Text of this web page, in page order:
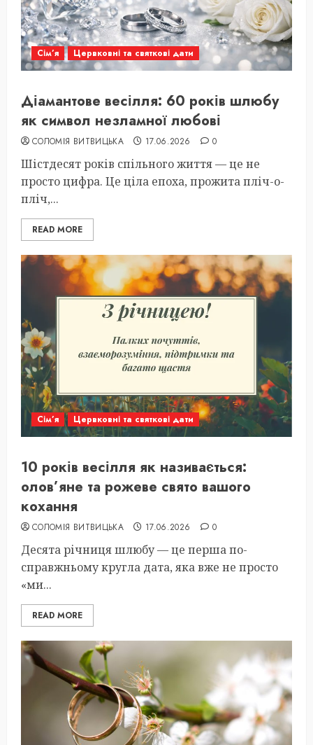
Сім’я Цервковні та святкові дати
Діамантове весілля: 60 років шлюбу
як символ незламної любові
СОЛОМІЯ ВИТВИЦЬКА 17.06.2026 0
Шістдесят років спільного життя — це не
просто цифра. Це ціла епоха, прожита пліч-о-
пліч,...
READ MORE
Сім’я Цервковні та святкові дати
10 років весілля як називається:
олов’яне та рожеве свято вашого
кохання
СОЛОМІЯ ВИТВИЦЬКА 17.06.2026 0
Десята річниця шлюбу — це перша по-
справжньому кругла дата, яка вже не просто
«ми...
READ MORE